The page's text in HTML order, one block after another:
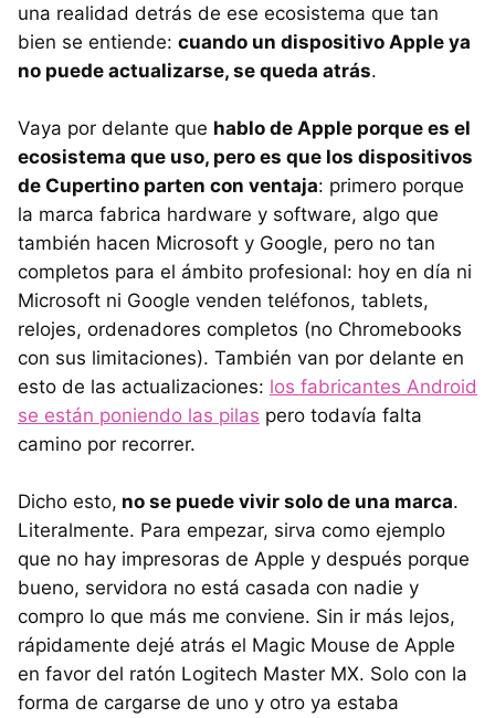
una realidad detrás de ese ecosistema que tan
bien se entiende: cuando un dispositivo Apple ya
no puede actualizarse, se queda atrás.
Vaya por delante que hablo de Apple porque es el
ecosistema que uso, pero es que los dispositivos
de Cupertino parten con ventaja: primero porque
la marca fabrica hardware y software, algo que
también hacen Microsoft y Google, pero no tan
completos para el ámbito profesional: hoy en día ni
Microsoft ni Google venden teléfonos, tablets,
relojes, ordenadores completos (no Chromebooks
con sus limitaciones). También van por delante en
esto de las actualizaciones: los fabricantes Android
se están poniendo las pilas pero todavía falta
camino por recorrer.
Dicho esto, no se puede vivir solo de una marca.
Literalmente. Para empezar, sirva como ejemplo
que no hay impresoras de Apple y después porque
bueno, servidora no está casada con nadie y
compro lo que más me conviene. Sin ir más lejos,
rápidamente dejé atrás el Magic Mouse de Apple
en favor del ratón Logitech Master MX. Solo con la
forma de cargarse de uno y otro ya estaba